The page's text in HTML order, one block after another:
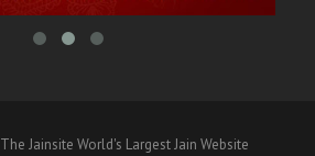
The Jainsite World's Largest Jain Website